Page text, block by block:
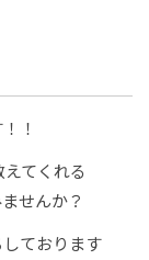
！
てくれる
せんか？
ております